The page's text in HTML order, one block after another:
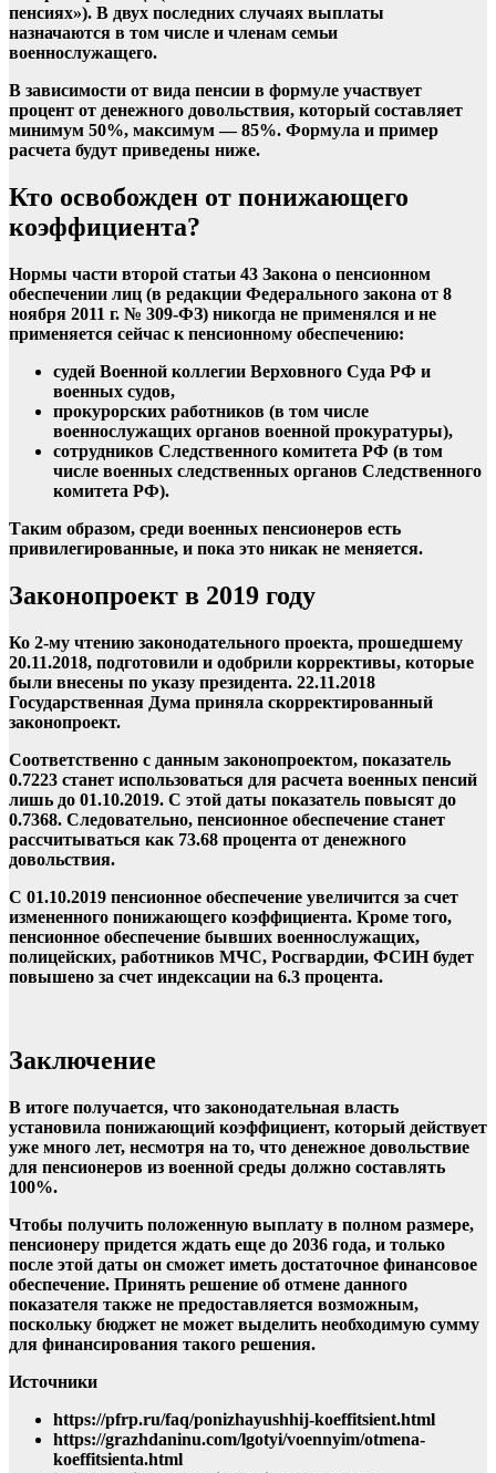
пенсиях»). В двух последних случаях выплаты
назначаются в том числе и членам семьи
военнослужащего.
В зависимости от вида пенсии в формуле участвует
процент от денежного довольствия, который составляет
минимум 50%, максимум — 85%. Формула и пример
расчета будут приведены ниже.
Кто освобожден от понижающего
коэффициента?
Нормы части второй статьи 43 Закона о пенсионном
обеспечении лиц (в редакции Федерального закона от 8
ноября 2011 г. № 309-ФЗ) никогда не применялся и не
применяется сейчас к пенсионному обеспечению:
судей Военной коллегии Верховного Суда РФ и
военных судов,
прокурорских работников (в том числе
военнослужащих органов военной прокуратуры),
сотрудников Следственного комитета РФ (в том
числе военных следственных органов Следственного
комитета РФ).
Таким образом, среди военных пенсионеров есть
привилегированные, и пока это никак не меняется.
Законопроект в 2019 году
Ко 2-му чтению законодательного проекта, прошедшему
20.11.2018, подготовили и одобрили коррективы, которые
были внесены по указу президента. 22.11.2018
Государственная Дума приняла скорректированный
законопроект.
Соответственно с данным законопроектом, показатель
0.7223 станет использоваться для расчета военных пенсий
лишь до 01.10.2019. С этой даты показатель повысят до
0.7368. Следовательно, пенсионное обеспечение станет
рассчитываться как 73.68 процента от денежного
довольствия.
С 01.10.2019 пенсионное обеспечение увеличится за счет
измененного понижающего коэффициента. Кроме того,
пенсионное обеспечение бывших военнослужащих,
полицейских, работников МЧС, Росгвардии, ФСИН будет
повышено за счет индексации на 6.3 процента.
Заключение
В итоге получается, что законодательная власть
установила понижающий коэффициент, который действует
уже много лет, несмотря на то, что денежное довольствие
для пенсионеров из военной среды должно составлять
100%.
Чтобы получить положенную выплату в полном размере,
пенсионеру придется ждать еще до 2036 года, и только
после этой даты он сможет иметь достаточное финансовое
обеспечение. Принять решение об отмене данного
показателя также не предоставляется возможным,
поскольку бюджет не может выделить необходимую сумму
для финансирования такого решения.
Источники
https://pfrp.ru/faq/ponizhayushhij-koeffitsient.html
https://grazhdaninu.com/lgotyi/voennyim/otmena-
koeffitsienta.html